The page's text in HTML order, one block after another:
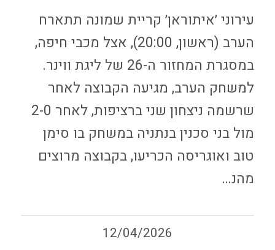
עירוני ׳איתוראן׳ קריית שמונה תתארח
הערב (ראשון, 20:00), אצל מכבי חיפה,
במסגרת המחזור ה-26 של ליגת ווינר.
למשחק הערב, מגיעה הקבוצה לאחר
שרשמה ניצחון שני ברציפות, לאחר 2-0
מול בני סכנין בנתניה במשחק בו סימן
טוב ואוגריסה הכריעו, בקבוצה מרוצים
מהנ…
12/04/2026